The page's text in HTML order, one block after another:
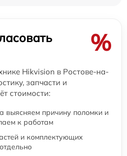
%
Hikvision в Ростове-на-
запчасти и
стоимости:
выясняем причину поломки и
к работам
и комплектующих